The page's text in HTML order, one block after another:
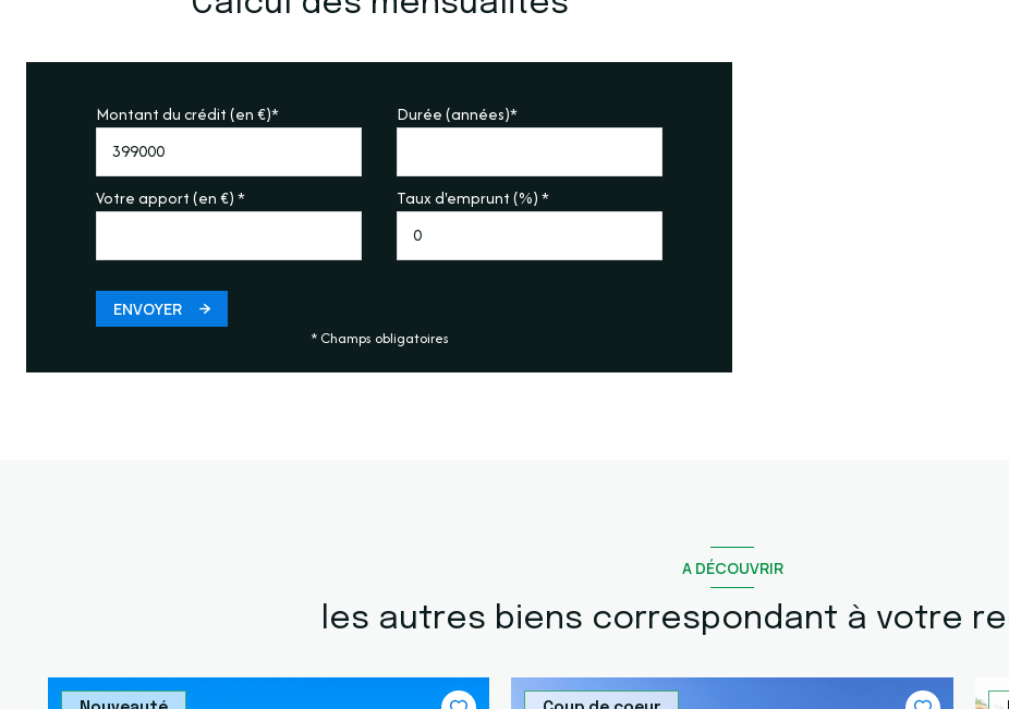
Montant du crédit (en €)* Durée (années)*
Votre apport (en €) * Taux d'emprunt (%) *
ENVOYER
* Champs obligatoires
A DÉCOUVRIR
les autres biens correspondant à votre